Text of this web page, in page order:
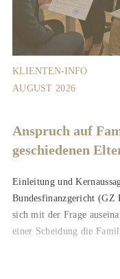
KLIENTEN-INFO
AUGUST 2026
Anspruch auf
geschiedenen
Einleitung und
Bundesfinanzgericht (GZ
sich mit der Frage
einer Scheidung die